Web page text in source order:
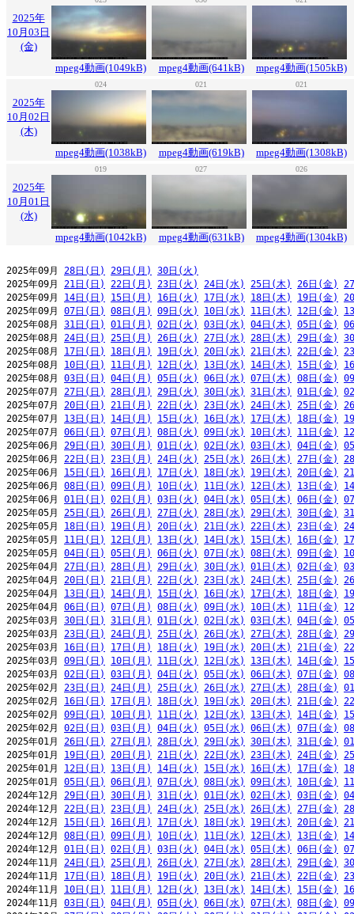
2025年
10月03日
(金)
mpeg4動画(1049kB)
mpeg4動画(641kB) mpeg4動画(1505kB)
024 021 021
2025年
10月02日
(木)
mpeg4動画(1038kB)
mpeg4動画(619kB) mpeg4動画(1308kB)
019 027 026
2025年
10月01日
(水)
mpeg4動画(1042kB)
mpeg4動画(631kB) mpeg4動画(1304kB)
2025年09月 28日(日) 29日(月)
30日(火)
2025年09月 21日(日) 22日(月) 23日(火) 24日(水) 25日(木) 26日(金)
2025年09月 14日(日) 15日(月) 16日(火) 17日(水) 18日(木) 19日(金)
2025年09月 07日(日) 08日(月) 09日(火) 10日(水) 11日(木) 12日(金)
2025年08月 31日(日) 01日(月) 02日(火) 03日(水) 04日(木) 05日(金)
2025年08月 24日(日) 25日(月) 26日(火) 27日(水) 28日(木) 29日(金)
2025年08月 17日(日) 18日(月) 19日(火) 20日(水) 21日(木) 22日(金)
2025年08月 10日(日) 11日(月) 12日(火) 13日(水) 14日(木) 15日(金)
2025年08月 03日(日) 04日(月) 05日(火) 06日(水) 07日(木) 08日(金)
2025年07月 27日(日) 28日(月) 29日(火) 30日(水) 31日(木) 01日(金)
2025年07月 20日(日) 21日(月) 22日(火) 23日(水) 24日(木) 25日(金)
2025年07月 13日(日) 14日(月) 15日(火) 16日(水) 17日(木) 18日(金)
2025年07月 06日(日) 07日(月) 08日(火) 09日(水) 10日(木) 11日(金)
2025年06月 29日(日) 30日(月) 01日(火) 02日(水) 03日(木) 04日(金)
2025年06月 22日(日) 23日(月) 24日(火) 25日(水) 26日(木) 27日(金)
2025年06月 15日(日) 16日(月) 17日(火) 18日(水) 19日(木) 20日(金)
2025年06月 08日(日) 09日(月) 10日(火) 11日(水) 12日(木) 13日(金)
2025年06月 01日(日) 02日(月) 03日(火) 04日(水) 05日(木) 06日(金)
2025年05月 25日(日) 26日(月) 27日(火) 28日(水) 29日(木) 30日(金)
2025年05月 18日(日) 19日(月) 20日(火) 21日(水) 22日(木) 23日(金)
2025年05月 11日(日) 12日(月) 13日(火) 14日(水) 15日(木) 16日(金)
2025年05月 04日(日) 05日(月) 06日(火) 07日(水) 08日(木) 09日(金)
2025年04月 27日(日) 28日(月) 29日(火) 30日(水) 01日(木) 02日(金)
2025年04月 20日(日) 21日(月) 22日(火) 23日(水) 24日(木) 25日(金)
2025年04月 13日(日) 14日(月) 15日(火) 16日(水) 17日(木) 18日(金)
2025年04月 06日(日) 07日(月) 08日(火) 09日(水) 10日(木) 11日(金)
2025年03月 30日(日) 31日(月) 01日(火) 02日(水) 03日(木) 04日(金)
2025年03月 23日(日) 24日(月) 25日(火) 26日(水) 27日(木) 28日(金)
2025年03月 16日(日) 17日(月) 18日(火) 19日(水) 20日(木) 21日(金)
2025年03月 09日(日) 10日(月) 11日(火) 12日(水) 13日(木) 14日(金)
2025年03月 02日(日) 03日(月) 04日(火) 05日(水) 06日(木) 07日(金)
2025年02月 23日(日) 24日(月) 25日(火) 26日(水) 27日(木) 28日(金)
2025年02月 16日(日) 17日(月) 18日(火) 19日(水) 20日(木) 21日(金)
2025年02月 09日(日) 10日(月) 11日(火) 12日(水) 13日(木) 14日(金)
2025年02月 02日(日) 03日(月) 04日(火) 05日(水) 06日(木) 07日(金)
2025年01月 26日(日) 27日(月) 28日(火) 29日(水) 30日(木) 31日(金)
2025年01月 19日(日) 20日(月) 21日(火) 22日(水) 23日(木) 24日(金)
2025年01月 12日(日) 13日(月) 14日(火) 15日(水) 16日(木) 17日(金)
2025年01月 05日(日) 06日(月) 07日(火) 08日(水) 09日(木) 10日(金)
2024年12月 29日(日) 30日(月) 31日(火) 01日(水) 02日(木) 03日(金)
2024年12月 22日(日) 23日(月) 24日(火) 25日(水) 26日(木) 27日(金)
2024年12月 15日(日) 16日(月) 17日(火) 18日(水) 19日(木) 20日(金)
2024年12月 08日(日) 09日(月) 10日(火) 11日(水) 12日(木) 13日(金)
2024年12月 01日(日) 02日(月) 03日(火) 04日(水) 05日(木) 06日(金)
2024年11月 24日(日) 25日(月) 26日(火) 27日(水) 28日(木) 29日(金)
2024年11月 17日(日) 18日(月) 19日(火) 20日(水) 21日(木) 22日(金)
2024年11月 10日(日) 11日(月) 12日(火) 13日(水) 14日(木) 15日(金)
2024年11月 03日(日) 04日(月) 05日(火) 06日(水) 07日(木) 08日(金)